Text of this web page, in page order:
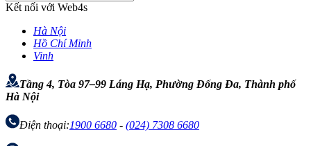
Kết nối với Web4s
Hà Nội
Hồ Chí Minh
Vinh
Tầng 4, Tòa 97–99 Láng Hạ, Phường Đống Đa, Thành phố
Hà Nội
Điện thoại:1900 6680 - (024) 7308 6680